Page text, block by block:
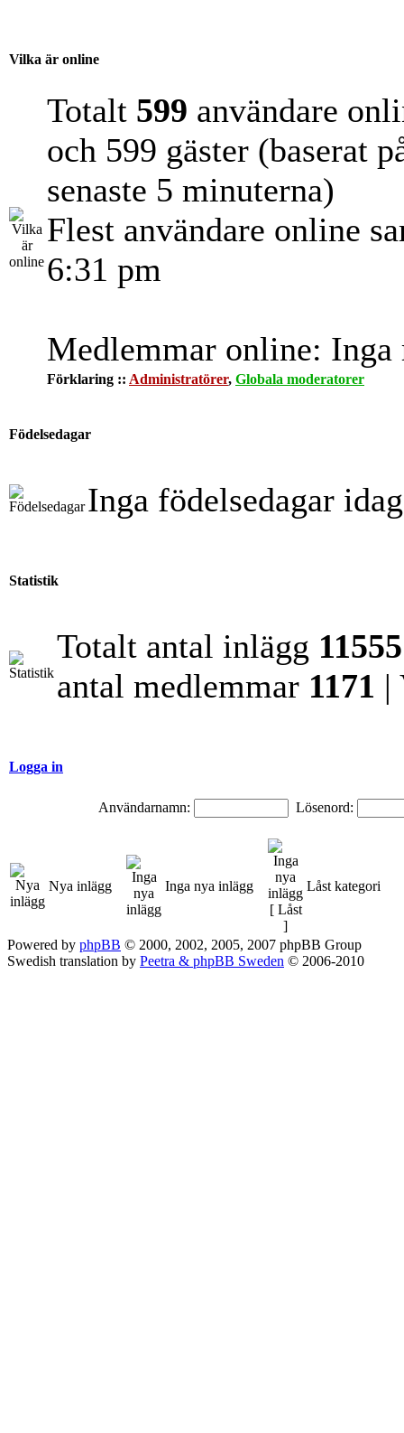
Vilka är online
Totalt 599 användare
och 599 gäster (baserat
senaste 5 minuterna)
Flest användare online
6:31 pm
Medlemmar online: Inga
Förklaring :: Administratörer, Globala moderatorer
Födelsedagar
Inga födelsedagar
Statistik
Totalt antal inlägg
antal medlemmar 1171 |
Logga in
Användarnamn: Lösenord:
Nya inlägg Inga nya inlägg Låst kategori
Powered by phpBB © 2000, 2002, 2005, 2007 phpBB Group
Swedish translation by Peetra & phpBB Sweden © 2006-2010